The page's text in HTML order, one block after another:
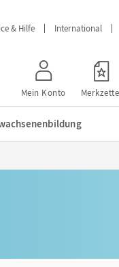
& Hilfe International
Mein Konto